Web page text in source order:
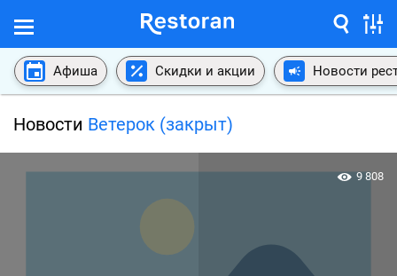
Афиша Скидки и акции Новости
Новости Ветерок (закрыт)
9 808